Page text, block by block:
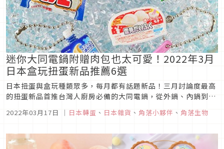
迷你大同電鍋附贈肉包也太可愛！2022年3月
日本盒玩扭蛋新品推薦6選
日本扭蛋與盒玩種類眾多，每月都有話題新品！三月討論度最高
的扭蛋新品首推台灣人廚房必備的大同電鍋，從外鍋、內鍋到飯
必扭的TOP 1！其他如角落小夥伴、LOTTE冰品、不二家PEKO
2022年03月17日 ｜ 日本轉蛋 、 日本雜貨 、 角落小夥伴 、 角落生物